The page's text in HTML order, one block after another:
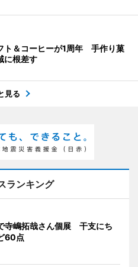
ト＆コーヒーが1周年 手作り菓
に根差す
見る
ランキング
寺嶋拓哉さん個展 干支にち
60点